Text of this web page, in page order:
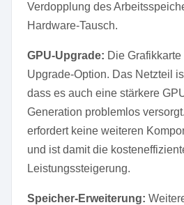
Verdopplung des
Hardware-Tausch.
GPU-Upgrade: Die
Upgrade-Option. Das Netzteil
dass es auch eine stärkere
Generation problemlos
erfordert keine weiteren
und ist damit die
Leistungssteigerung.
Speicher-Erweiterung: